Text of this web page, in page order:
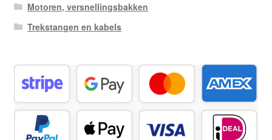
Motoren, versnellingsbakken
Trekstangen en kabels